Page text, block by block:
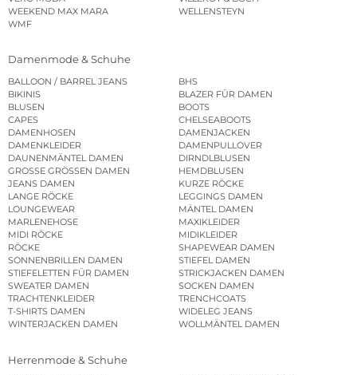
WEEKEND MAX MARA
WELLENSTEYN
WMF
Damenmode & Schuhe
BALLOON / BARREL JEANS
BHS
BIKINIS
BLAZER FÜR DAMEN
BLUSEN
BOOTS
CAPES
CHELSEABOOTS
DAMENHOSEN
DAMENJACKEN
DAMENKLEIDER
DAMENPULLOVER
DAUNENMÄNTEL DAMEN
DIRNDLBLUSEN
GROSSE GRÖSSEN DAMEN
HEMDBLUSEN
JEANS DAMEN
KURZE RÖCKE
LANGE RÖCKE
LEGGINGS DAMEN
LOUNGEWEAR
MÄNTEL DAMEN
MARLENEHOSE
MAXIKLEIDER
MIDI RÖCKE
MIDIKLEIDER
RÖCKE
SHAPEWEAR DAMEN
SONNENBRILLEN DAMEN
STIEFEL DAMEN
STIEFELETTEN FÜR DAMEN
STRICKJACKEN DAMEN
SWEATER DAMEN
SOCKEN DAMEN
TRACHTENKLEIDER
TRENCHCOATS
T-SHIRTS DAMEN
WIDELEG JEANS
WINTERJACKEN DAMEN
WOLLMÄNTEL DAMEN
Herrenmode & Schuhe